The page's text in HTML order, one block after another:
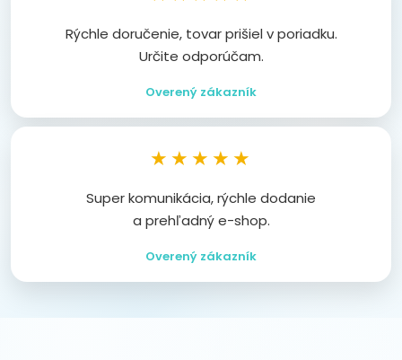
Rýchle doručenie, tovar prišiel v poriadku.
Určite odporúčam.
Overený zákazník
★★★★★
Super komunikácia, rýchle dodanie
a prehľadný e-shop.
Overený zákazník